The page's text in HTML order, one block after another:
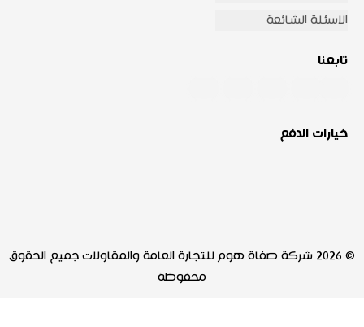
الاسئلة الشائعة
تابعنا
خيارات الدفع
© 2026 شركة صفاة هوم للتجارة العامة والمقاولات جميع الحقوق
محفوظة